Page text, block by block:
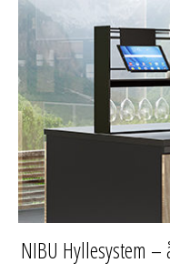
NIBU Hyllesystem